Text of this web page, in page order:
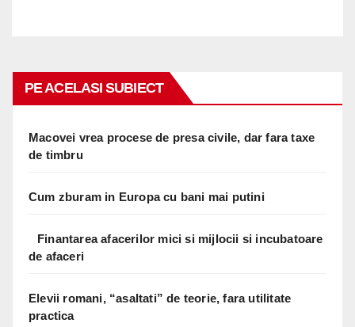
PE ACELASI SUBIECT
Macovei vrea procese de presa civile, dar fara taxe
de timbru
Cum zburam in Europa cu bani mai putini
Finantarea afacerilor mici si mijlocii si incubatoare
de afaceri
Elevii romani, “asaltati” de teorie, fara utilitate
practica